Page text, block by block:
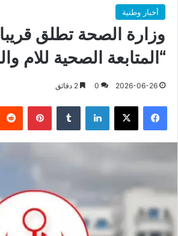
أخبار وطنية
وزارة الصحة تطلق قريبا
“المتابعة الصحية للام
2026-06-26
0
فيسبوك X لينكدإن